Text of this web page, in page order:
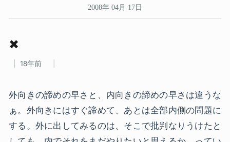
2008年 04月 17日
✖
18年前
外向きの諦めの早さと、内向きの諦めの早さは違うな
ぁ。外向きにはすぐ諦めて、あとは全部内側の問題に
する。外に出してみるのは、そこで批判なりうけたと